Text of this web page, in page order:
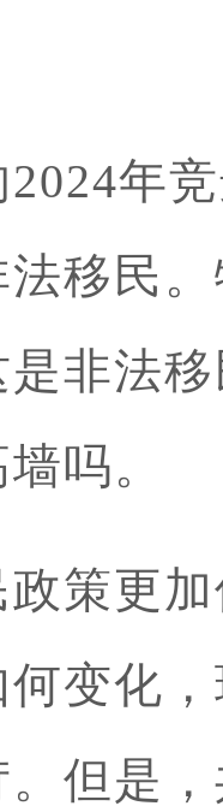
年
移民
非法
吗。
策更
变化
。但是